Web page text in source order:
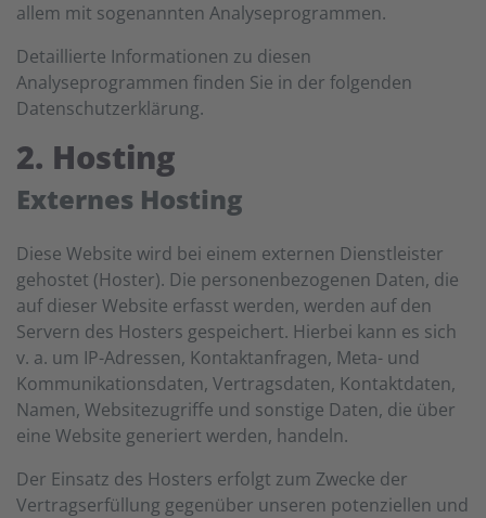
allem mit sogenannten Analyseprogrammen.
Detaillierte Informationen zu diesen
Analyseprogrammen finden Sie in der folgenden
Datenschutzerklärung.
2. Hosting
Externes Hosting
Diese Website wird bei einem externen Dienstleister
gehostet (Hoster). Die personenbezogenen Daten, die
auf dieser Website erfasst werden, werden auf den
Servern des Hosters gespeichert. Hierbei kann es sich
v. a. um IP-Adressen, Kontaktanfragen, Meta- und
Kommunikationsdaten, Vertragsdaten, Kontaktdaten,
Namen, Websitezugriffe und sonstige Daten, die über
eine Website generiert werden, handeln.
Der Einsatz des Hosters erfolgt zum Zwecke der
Vertragserfüllung gegenüber unseren potenziellen und